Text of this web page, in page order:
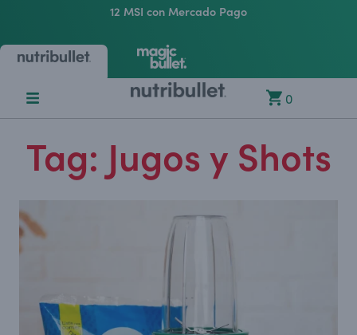
con Mercado Pago
0
Tag: Jugos y Shots